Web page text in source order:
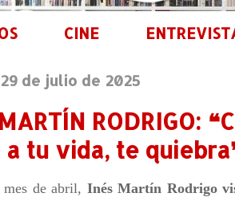
CINE
de julio de 2025
RODRIGO:
tu vida, te
de abril, Inés Martín Rodrigo